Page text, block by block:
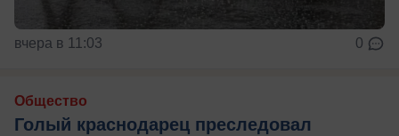
вчера в 11:03 0
Общество
Голый краснодарец преследовал